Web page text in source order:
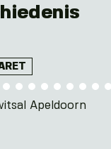
Apeldoorn